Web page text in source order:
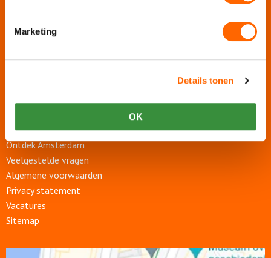
Marketing
Details tonen
OK
Nieuwezijds Voorburgwal 328K
Contactformulier
Blog
Ontdek Amsterdam
Veelgestelde vragen
Algemene voorwaarden
Privacy statement
Vacatures
Sitemap